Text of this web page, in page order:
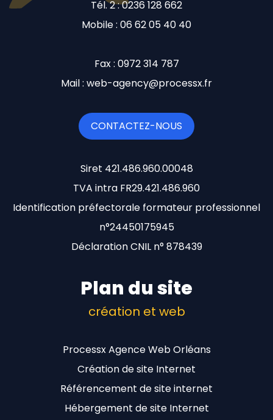
Tél. 2 : 0236 128 662
Mobile : 06 62 05 40 40
Fax : 0972 314 787
Mail : web-agency@processx.fr
CONTACTEZ-NOUS
Siret 421.486.960.00048
TVA intra FR29.421.486.960
Identification préfectorale formateur professionnel
n°24450175945
Déclaration CNIL n° 878439
Plan du site
création et web
Processx Agence Web Orléans
Création de site Internet
Référencement de site internet
Hébergement de site Internet